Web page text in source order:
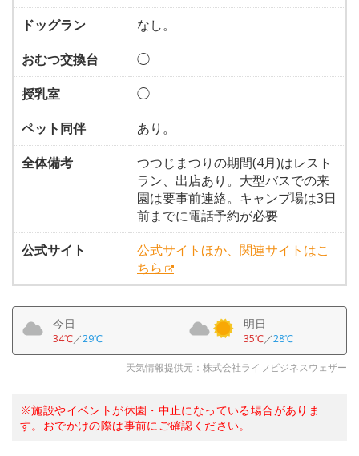
ドッグラン
なし。
おむつ交換台
◯
授乳室
◯
ペット同伴
あり。
全体備考
つつじまつりの期間(4月)はレスト
ラン、出店あり。大型バスでの来
園は要事前連絡。キャンプ場は3日
前までに電話予約が必要
公式サイト
公式サイトほか、関連サイトはこ
ちら
今日
34℃／29℃
明日
35℃／28℃
天気情報提供元：株式会社ライフビジネスウェザー
※施設やイベントが休園・中止になっている場合がありま
す。おでかけの際は事前にご確認ください。